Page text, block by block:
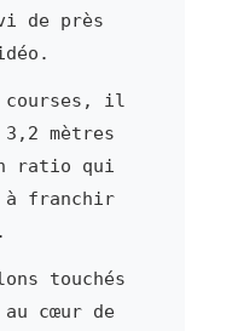
de près
courses, il
3,2 mètres
ratio qui
à franchir
touchés
cœur de